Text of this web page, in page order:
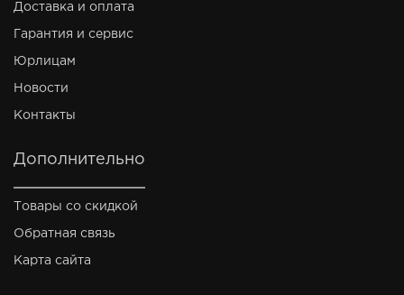
Доставка и оплата
Гарантия и сервис
Юрлицам
Новости
Контакты
Дополнительно
Товары со скидкой
Обратная связь
Карта сайта